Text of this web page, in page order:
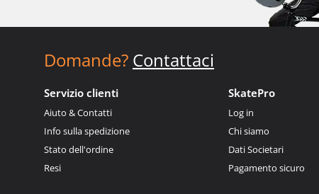
Domande? Contattaci
Servizio clienti
Aiuto & Contatti
Info sulla spedizione
Stato dell'ordine
Resi
SkatePro
Log in
Chi siamo
Dati Societari
Pagamento sicuro